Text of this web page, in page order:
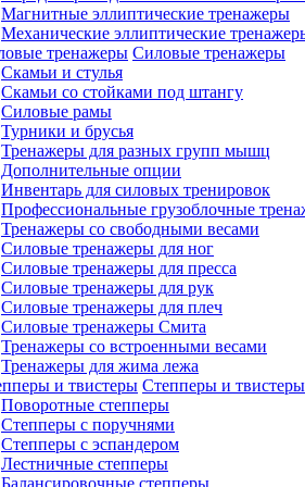
Магнитные эллиптические тренажеры
Механические эллиптические
Силовые тренажеры
Скамьи и стулья
Скамьи со стойками под штангу
Силовые рамы
Турники и брусья
Тренажеры для разных групп мышц
Дополнительные опции
Инвентарь для силовых тренировок
Профессиональные грузоблочные
Тренажеры со свободными весами
Силовые тренажеры для ног
Силовые тренажеры для пресса
Силовые тренажеры для рук
Силовые тренажеры для плеч
Силовые тренажеры Смита
Тренажеры со встроенными весами
Тренажеры для жима лежа
Степперы и твистеры
Поворотные степперы
Степперы с поручнями
Степперы с эспандером
Лестничные степперы
Балансировочные степперы